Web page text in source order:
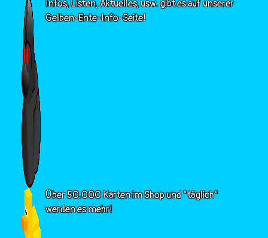
Infos, Listen, Aktuelles, usw. gibt es auf unserer
Gelben-Ente-Info-Seite!
Über 50.000 Karten im Shop und "täglich"
werden es mehr!